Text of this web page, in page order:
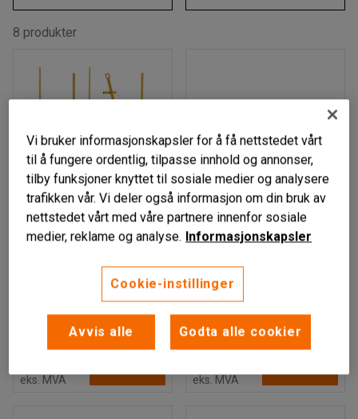
8 produkter
Finnes i flere varianter
ÄLV
eks. MVA
FORS
Justerbar lengde
4500/5500/6000 mm,
max.last: 3500 kg
Art. nr: 21188
eks. MVA
Vi bruker informasjonskapsler for å få nettstedet vårt
til å fungere ordentlig, tilpasse innhold og annonser,
tilby funksjoner knyttet til sosiale medier og analysere
trafikken vår. Vi deler også informasjon om din bruk av
nettstedet vårt med våre partnere innenfor sosiale
medier, reklame og analyse. Informasjonskapsler
Cookie-instillinger
Avvis alle Godta alle cookier